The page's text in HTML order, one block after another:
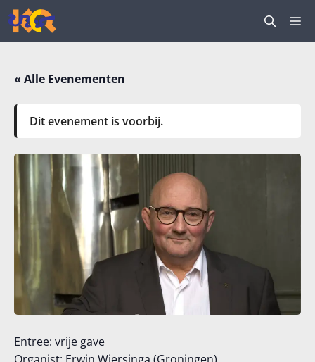
Ga
naar
de
« Alle Evenementen
Dit evenement is voorbij.
Orgelconcert door Erwin
Entree: vrije gave